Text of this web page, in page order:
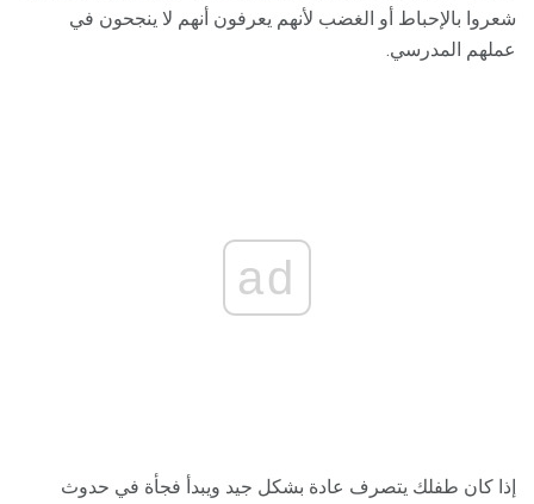
شعروا بالإحباط أو الغضب لأنهم يعرفون أنهم لا ينجحون في
عملهم المدرسي.
ad
إذا كان طفلك يتصرف عادة بشكل جيد ويبدأ فجأة في حدوث